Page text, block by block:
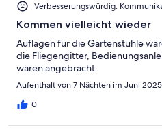
Verbesserungswürdig:
Kommen vielleicht wieder
Auflagen für die Gartenstühle
die Fliegengitter,
wären angebracht.
Aufenthalt von 7 Nächten im Juni 2025
0